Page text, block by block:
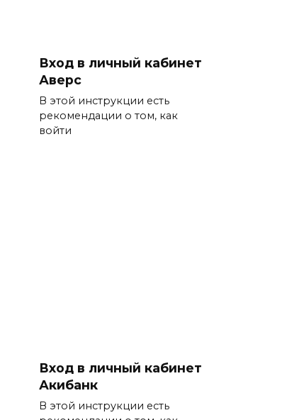
Вход в личный кабинет
Аверс
В этой инструкции есть
рекомендации о том, как
войти
Вход в личный кабинет
Акибанк
В этой инструкции есть